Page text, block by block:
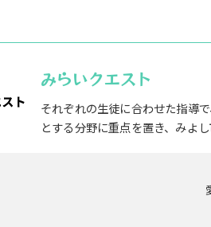
みらいクエスト
それぞれの生徒に合わせた指導
とする分野に重点を置き、みよ